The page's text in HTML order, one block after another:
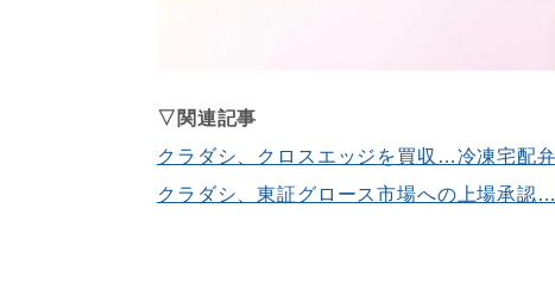
▽関連記事
クラダシ、クロスエッジを買収…冷凍宅配
クラダシ、東証グロース市場への上場承認